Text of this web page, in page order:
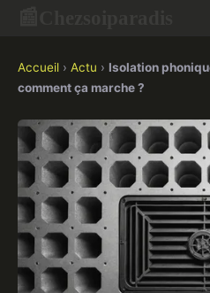
Accueil › Actu › Isolation
comment ça marche ?